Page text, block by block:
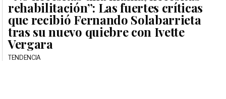
rehabilitación”: Las fuertes críticas
que recibió Fernando Solabarrieta
tras su nuevo quiebre con Ivette
Vergara
TENDENCIA